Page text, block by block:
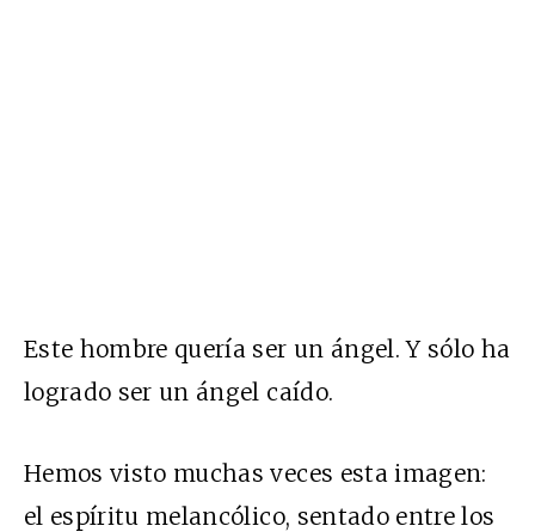
Este hombre quería ser un ángel. Y sólo ha
logrado ser un ángel caído.
Hemos visto muchas veces esta imagen:
el espíritu melancólico, sentado entre los